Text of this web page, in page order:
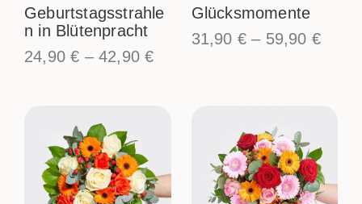
Geburtstagsstrahle
n in Blütenpracht
24,90€ –42,90€
Glücksmomente
31,90 €– 59,90 €